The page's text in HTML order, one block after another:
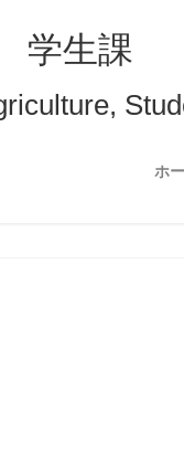
学生課
ホ